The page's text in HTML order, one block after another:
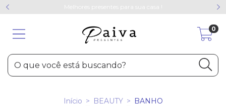
Melhores presentes para sua casa !
0
Início > BEAUTY > BANHO